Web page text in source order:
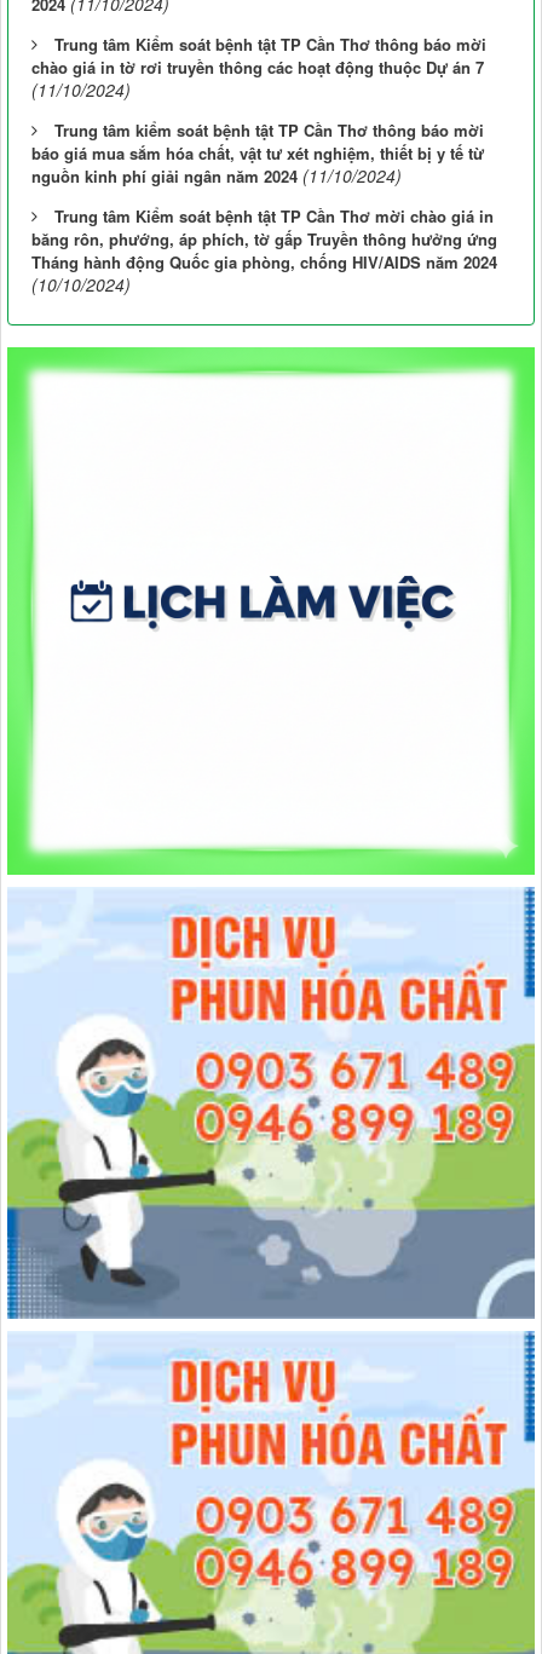
Trung tâm Kiểm soát bệnh tật TP Cần Thơ thông báo mời
chào giá in tờ rơi truyền thông các hoạt động thuộc Dự án 7
(11/10/2024)
Trung tâm kiểm soát bệnh tật TP Cần Thơ thông báo mời
báo giá mua sắm hóa chất, vật tư xét nghiệm, thiết bị y tế từ
nguồn kinh phí giải ngân năm 2024 (11/10/2024)
Trung tâm Kiểm soát bệnh tật TP Cần Thơ mời chào giá in
băng rôn, phướng, áp phích, tờ gấp Truyền thông hưởng ứng
Tháng hành động Quốc gia phòng, chống HIV/AIDS năm 2024
(10/10/2024)